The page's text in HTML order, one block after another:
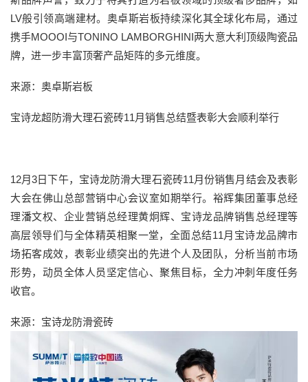
LV般引领高端建材。奥卓斯岩板持续深化其全球化布局，通过
携手MOOOI与TONINO LAMBORGHINI两大意大利顶级陶瓷品
牌，进一步丰富顶奢产品矩阵的多元维度。
来源：奥卓斯岩板
宝诗龙超防滑大理石瓷砖11月销售总结暨表彰大会顺利举行
12月3日下午，宝诗龙防滑大理石瓷砖11月份销售月结会及表彰
大会在佛山总部营销中心会议室如期举行。裕辉集团董事总经
理潘文权、企业营销总经理黄炯辉、宝诗龙品牌销售总经理等
高层领导们与全体精英相聚一堂，全面总结11月宝诗龙品牌市
场拓客成效，表彰业绩突出的先进个人及团队，分析当前市场
形势，动员全体人员坚定信心、聚焦目标，全力冲刺年度任务
收官。
来源：宝诗龙防滑瓷砖